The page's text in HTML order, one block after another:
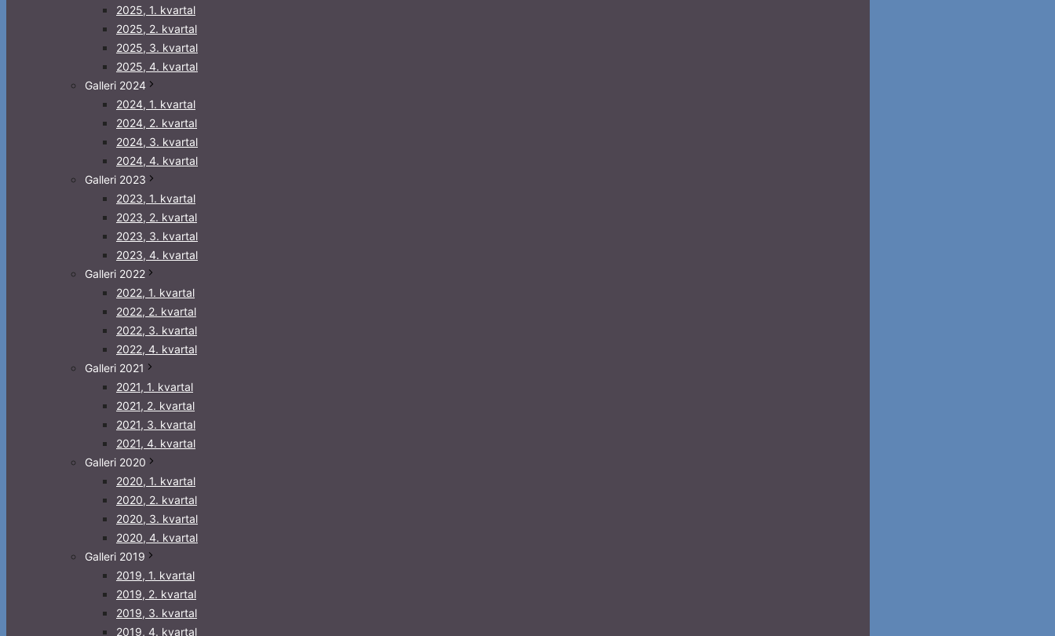
2025, 1. kvartal
2025, 2. kvartal
2025, 3. kvartal
2025, 4. kvartal
Galleri 2024
2024, 1. kvartal
2024, 2. kvartal
2024, 3. kvartal
2024, 4. kvartal
Galleri 2023
2023, 1. kvartal
2023, 2. kvartal
2023, 3. kvartal
2023, 4. kvartal
Galleri 2022
2022, 1. kvartal
2022, 2. kvartal
2022, 3. kvartal
2022, 4. kvartal
Galleri 2021
2021, 1. kvartal
2021, 2. kvartal
2021, 3. kvartal
2021, 4. kvartal
Galleri 2020
2020, 1. kvartal
2020, 2. kvartal
2020, 3. kvartal
2020, 4. kvartal
Galleri 2019
2019, 1. kvartal
2019, 2. kvartal
2019, 3. kvartal
2019, 4. kvartal